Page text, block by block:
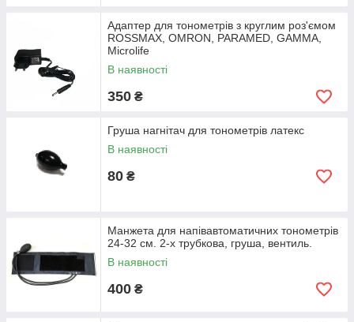
Адаптер для тонометрів з круглим роз'ємом
ROSSMAX, OMRON, PARAMED, GAMMA,
Microlife
В наявності
350 ₴
Груша нагнітач для тонометрів латекс
В наявності
80 ₴
Манжета для напівавтоматичних тонометрів
24-32 см. 2-х трубкова, груша, вентиль.
В наявності
400 ₴